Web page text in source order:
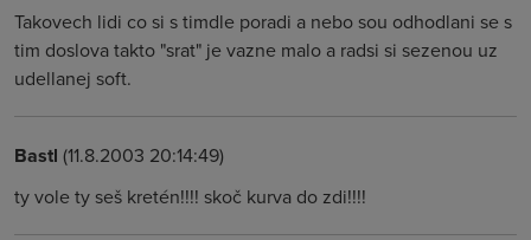
Takovech lidi co si s timdle poradi a nebo sou odhodlani se s
tim doslova takto "srat" je vazne malo a radsi si sezenou uz
udellanej soft.
Bastl (11.8.2003 20:14:49)
ty vole ty seš kretén!!!! skoč kurva do zdi!!!!